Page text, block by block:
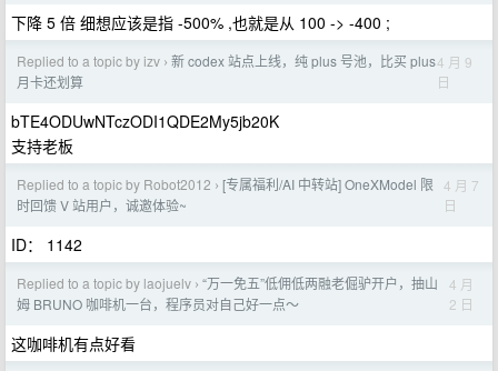
下降 5 倍 细想应该是指 -500% ,也就是从 100 -> -400 ;
Replied to a topic by izv › 新 codex 站点上线，纯 plus 号池，比买 plus
月卡还划算
4 月 9
日
bTE4ODUwNTczODI1QDE2My5jb20K
支持老板
Replied to a topic by Robot2012 › [专属福利/AI 中转站] OneXModel 限
时回馈 V 站用户，诚邀体验~
4 月 7
日
ID： 1142
Replied to a topic by laojuelv › “万一免五”低佣低两融老倔驴开户，抽山
姆 BRUNO 咖啡机一台，程序员对自己好一点～
4 月
2 日
这咖啡机有点好看